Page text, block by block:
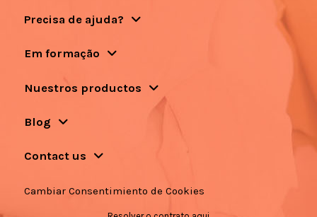
Precisa de ajuda?
Em formação
Nuestros productos
Blog
Contact us
Cambiar Consentimiento de Cookies